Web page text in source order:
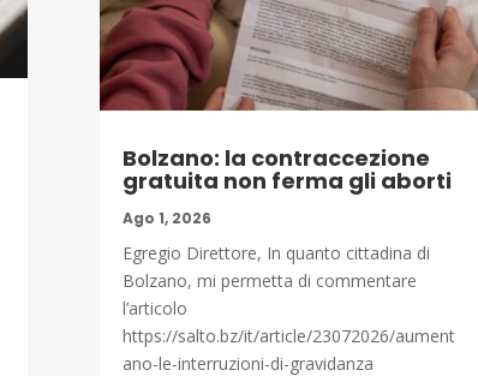
Bolzano: la contraccezione
gratuita non ferma gli aborti
Ago 1, 2026
Egregio Direttore, In quanto cittadina di
Bolzano, mi permetta di commentare
l’articolo
https://salto.bz/it/article/23072026/aument
ano-le-interruzioni-di-gravidanza